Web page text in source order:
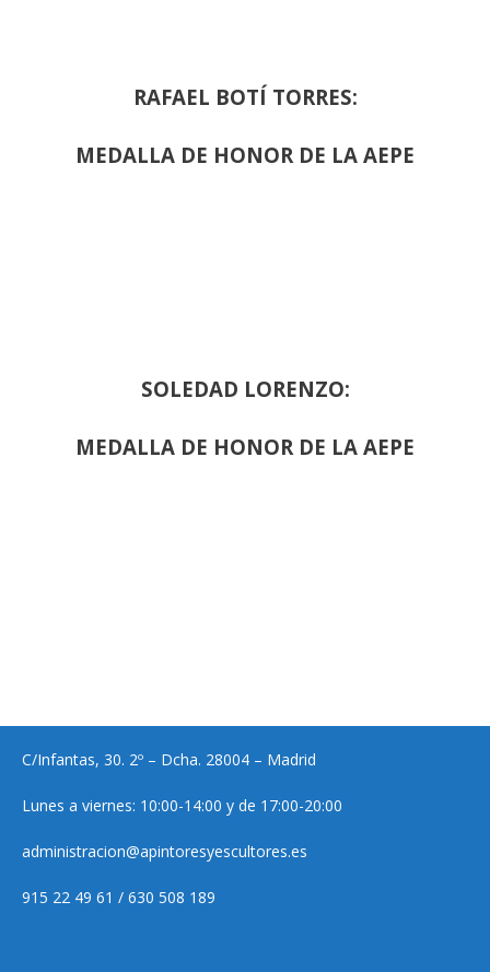
RAFAEL BOTÍ TORRES:
MEDALLA DE HONOR DE LA AEPE
SOLEDAD LORENZO:
MEDALLA DE HONOR DE LA AEPE
C/Infantas, 30. 2º – Dcha. 28004 – Madrid
Lunes a viernes: 10:00-14:00 y de 17:00-20:00
administracion@apintoresyescultores.es
915 22 49 61 / 630 508 189